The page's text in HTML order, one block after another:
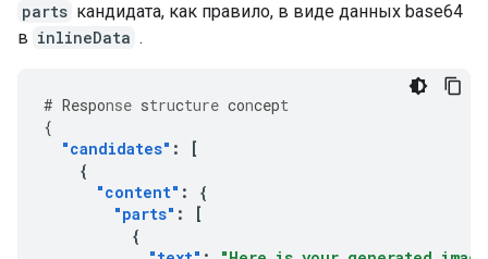
parts кандидата, как правило, в виде данных base64
в inlineData .
# Response structure concept
{
"candidates" :
[
{
"content" :
{
"parts" :
[
{